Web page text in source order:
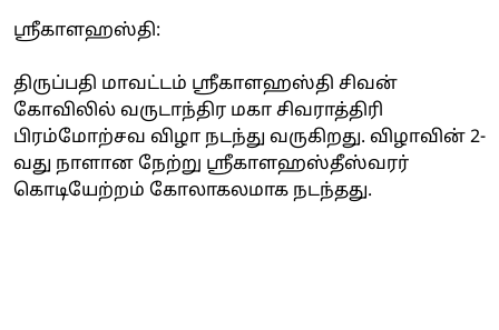
ஸ்ரீகாளஹஸ்தி:
திருப்பதி மாவட்டம் ஸ்ரீகாளஹஸ்தி சிவன்
கோவிலில் வருடாந்திர மகா சிவராத்திரி
பிரம்மோற்சவ விழா நடந்து வருகிறது. விழாவின் 2-
வது நாளான நேற்று ஸ்ரீகாளஹஸ்தீஸ்வரர்
கொடியேற்றம் கோலாகலமாக நடந்தது.